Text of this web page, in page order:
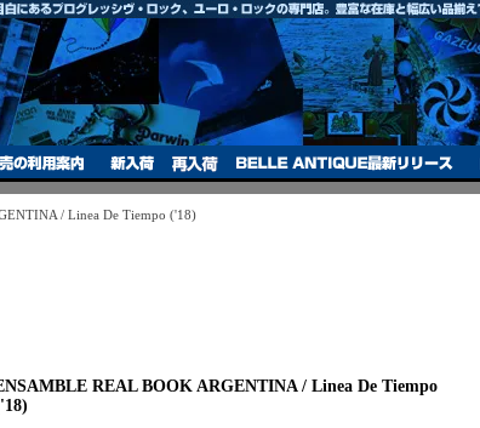
/ Linea De Tiempo ('18)
REAL BOOK ARGENTINA / Linea De Tiempo